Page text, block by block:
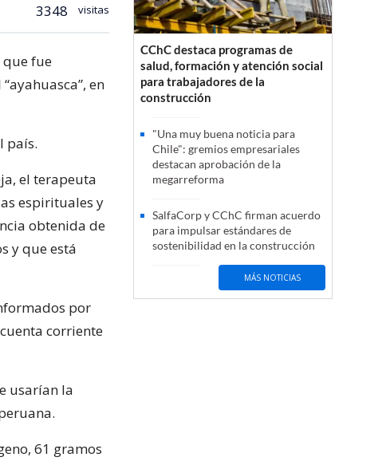
3348 visitas
fue
en
país.
el terapeuta
espirituales y
obtenida de
y que está
por
corriente
usarían la
61 gramos
CChC destaca programas de
salud, formación y atención social
para trabajadores de la
construcción
"Una muy buena noticia para
Chile": gremios empresariales
destacan aprobación de la
megarreforma
SalfaCorp y CChC firman acuerdo
para impulsar estándares de
sostenibilidad en la construcción
MÁS NOTICIAS